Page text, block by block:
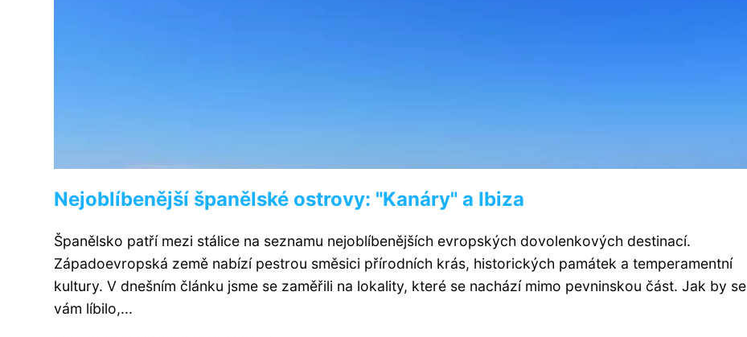
Nejoblíbenější španělské ostrovy: "Kanáry" a Ibiza
Španělsko patří mezi stálice na seznamu nejoblíbenějších evropských dovolenkových destinací.
Západoevropská země nabízí pestrou směsici přírodních krás, historických památek a temperamentní
kultury. V dnešním článku jsme se zaměřili na lokality, které se nachází mimo pevninskou část. Jak by se
vám líbilo,...